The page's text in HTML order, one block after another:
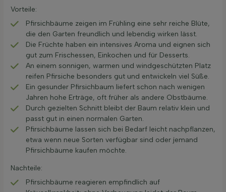
Vorteile:
Pfirsichbäume zeigen im Frühling eine sehr reiche Blüte,
die den Garten freundlich und lebendig wirken lässt.
Die Früchte haben ein intensives Aroma und eignen sich
gut zum Frischessen, Einkochen und für Desserts.
An einem sonnigen, warmen und windgeschützten Platz
reifen Pfirsiche besonders gut und entwickeln viel Süße.
Ein gesunder Pfirsichbaum liefert schon nach wenigen
Jahren hohe Erträge, oft früher als andere Obstbäume.
Durch gezielten Schnitt bleibt der Baum relativ klein und
passt gut in einen normalen Garten.
Pfirsichbäume lassen sich bei Bedarf leicht nachpflanzen,
etwa wenn neue Sorten verfügbar sind oder jemand
Pfirsichbäume kaufen möchte.
Nachteile:
Pfirsichbäume reagieren empfindlich auf